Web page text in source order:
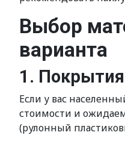
Выбор
варианта
1.
Если у вас
стоимости и
(рулонный